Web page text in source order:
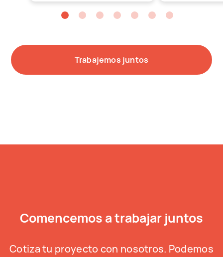
Trabajemos juntos
Comencemos a trabajar juntos
Cotiza tu proyecto con nosotros. Podemos